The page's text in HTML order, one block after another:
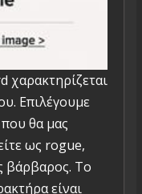
Επιλέγουμε
που θα μας
ως rogue,
βάρβαρος. Το
είναι